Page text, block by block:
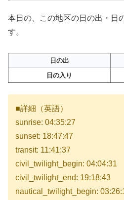
本日の、この地区の日の出・日
す。
日の出
日の入り
■詳細（英語）
sunrise: 04:35:27
sunset: 18:47:47
transit: 11:41:37
civil_twilight_begin: 04:04:31
civil_twilight_end: 19:18:43
nautical_twilight_begin: